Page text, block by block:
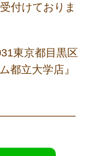
付けておりま
東京都目黒区
都立大学店』